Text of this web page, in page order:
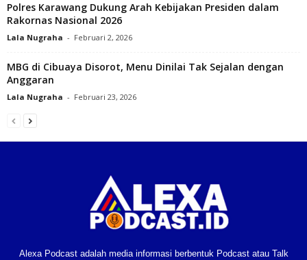
Polres Karawang Dukung Arah Kebijakan Presiden dalam
Rakornas Nasional 2026‎
Lala Nugraha - Februari 2, 2026
MBG di Cibuaya Disorot, Menu Dinilai Tak Sejalan dengan
Anggaran
Lala Nugraha - Februari 23, 2026
Alexa Podcast adalah media informasi berbentuk Podcast atau Talk